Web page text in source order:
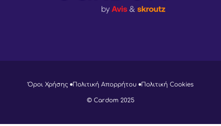
Όροι Χρήσης Πολιτική Απορρήτου Πολιτική Cookies
© Cardom 2025